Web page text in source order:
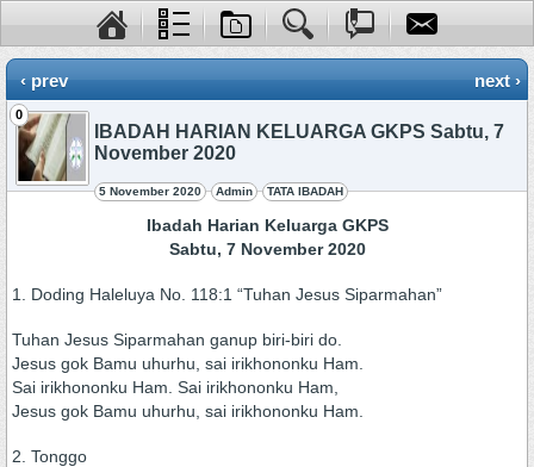
‹ prev next ›
0
IBADAH HARIAN KELUARGA GKPS Sabtu, 7
November 2020
5 November 2020 Admin TATA IBADAH
Ibadah Harian Keluarga GKPS
Sabtu, 7 November 2020
1. Doding Haleluya No. 118:1 “Tuhan Jesus Siparmahan”
Tuhan Jesus Siparmahan ganup biri-biri do.
Jesus gok Bamu uhurhu, sai irikhononku Ham.
Sai irikhononku Ham. Sai irikhononku Ham,
Jesus gok Bamu uhurhu, sai irikhononku Ham.
2. Tonggo